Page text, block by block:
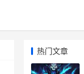
热门文章